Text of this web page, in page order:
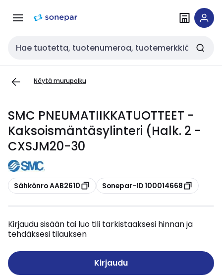
navigointiinsisältöön
Haku
Näytä murupolku
SMC PNEUMATIIKKATUOTTEET -
Kaksoismäntäsylinteri (Halk. 2 -
CXSJM20-30
Kopioi
Sähkönro AAB2610 Kopioi
Sonepar-ID 100014668
Kirjaudu sisään tai luo tili tarkistaaksesi hinnan ja
tehdäksesi tilauksen
Kirjaudu